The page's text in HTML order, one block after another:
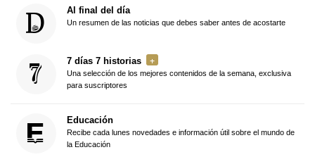
Al final del día
Un resumen de las noticias que debes saber antes de acostarte
7 días 7 historias
Una selección de los mejores contenidos de la semana, exclusiva
para suscriptores
Educación
Recibe cada lunes novedades e información útil sobre el mundo de
la Educación